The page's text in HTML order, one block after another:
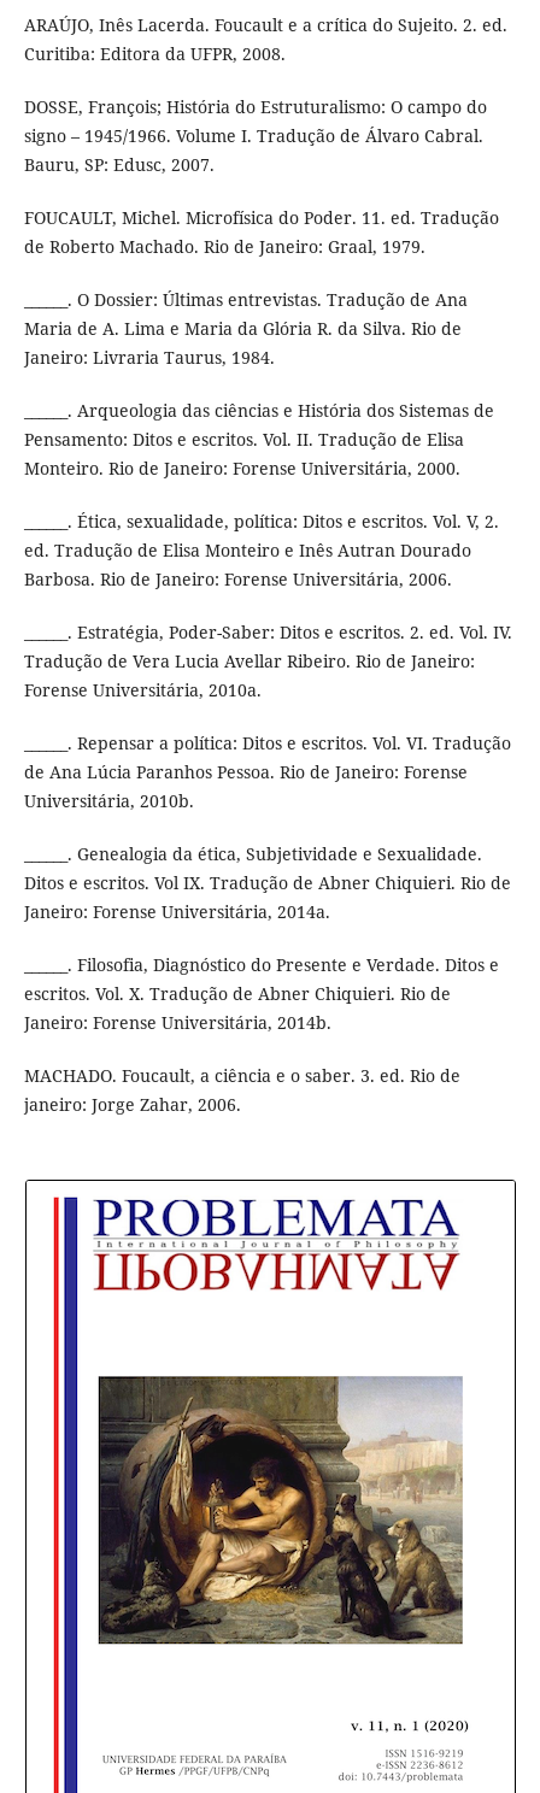
ARAÚJO, Inês Lacerda. Foucault e a crítica do Sujeito. 2. ed.
Curitiba: Editora da UFPR, 2008.
DOSSE, François; História do Estruturalismo: O campo do
signo – 1945/1966. Volume I. Tradução de Álvaro Cabral.
Bauru, SP: Edusc, 2007.
FOUCAULT, Michel. Microfísica do Poder. 11. ed. Tradução
de Roberto Machado. Rio de Janeiro: Graal, 1979.
______. O Dossier: Últimas entrevistas. Tradução de Ana
Maria de A. Lima e Maria da Glória R. da Silva. Rio de
Janeiro: Livraria Taurus, 1984.
______. Arqueologia das ciências e História dos Sistemas de
Pensamento: Ditos e escritos. Vol. II. Tradução de Elisa
Monteiro. Rio de Janeiro: Forense Universitária, 2000.
______. Ética, sexualidade, política: Ditos e escritos. Vol. V, 2.
ed. Tradução de Elisa Monteiro e Inês Autran Dourado
Barbosa. Rio de Janeiro: Forense Universitária, 2006.
______. Estratégia, Poder-Saber: Ditos e escritos. 2. ed. Vol. IV.
Tradução de Vera Lucia Avellar Ribeiro. Rio de Janeiro:
Forense Universitária, 2010a.
______. Repensar a política: Ditos e escritos. Vol. VI. Tradução
de Ana Lúcia Paranhos Pessoa. Rio de Janeiro: Forense
Universitária, 2010b.
______. Genealogia da ética, Subjetividade e Sexualidade.
Ditos e escritos. Vol IX. Tradução de Abner Chiquieri. Rio de
Janeiro: Forense Universitária, 2014a.
______. Filosofia, Diagnóstico do Presente e Verdade. Ditos e
escritos. Vol. X. Tradução de Abner Chiquieri. Rio de
Janeiro: Forense Universitária, 2014b.
MACHADO. Foucault, a ciência e o saber. 3. ed. Rio de
janeiro: Jorge Zahar, 2006.